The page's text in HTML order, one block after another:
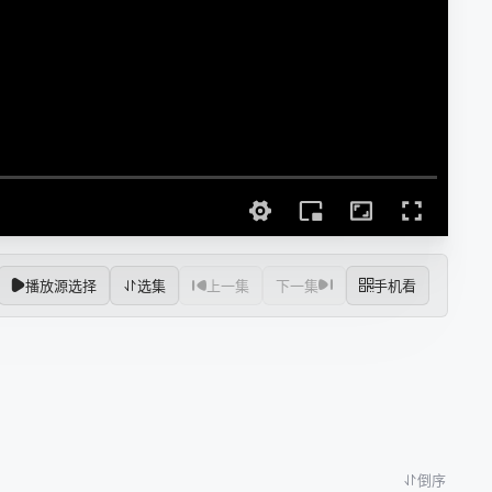
播放源选择 选集 上一集 下一集 手机看
倒序